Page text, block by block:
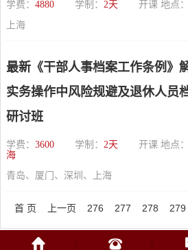
学费： 4880 学制： 2天 开课 地点：
上海
最新《干部人事档案工作条例》
实务操作中风险规避及退休人员
研讨班
学费： 3600 学制： 2天 开课 地点：
海
青岛、厦门、深圳、上海
首 页 上一页 276 277 278 279